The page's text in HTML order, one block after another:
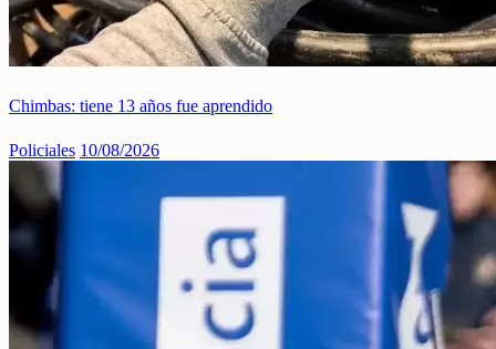
Chimbas: tiene 13 años fue aprendido
Policiales 10/08/2026